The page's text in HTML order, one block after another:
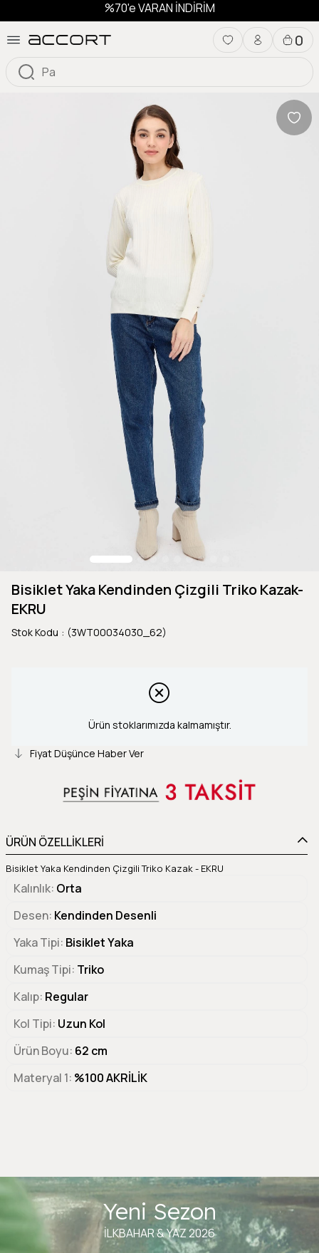
%70'e VARAN İNDİRİM
0
Bisiklet Yaka Kendinden Çizgili Triko Kazak-
EKRU
Stok Kodu (3WT00034030_62)
Ürün stoklarımızda kalmamıştır.
Fiyat Düşünce Haber Ver
ÜRÜN ÖZELLİKLERİ
Bisiklet Yaka Kendinden Çizgili Triko Kazak - EKRU
Kalınlık Orta
Desen Kendinden Desenli
Yaka Tipi Bisiklet Yaka
Kumaş Tipi Triko
Kalıp Regular
Kol Tipi Uzun Kol
Ürün Boyu 62 cm
Materyal 1 %100 AKRİLİK
Yeni Sezon
İLKBAHAR & YAZ 2026